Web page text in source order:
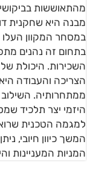
מהתאוששות
מבנה היא שחקנית
במסחר המקוון
בתחום זה נהנים
השכירות. היכולת
הצריכה והעבודה
ממתחרותיה.
היזמי יצר תלכיד
למגמה הטכנית
המשך כיוון חיובי,
המניות המעניינות